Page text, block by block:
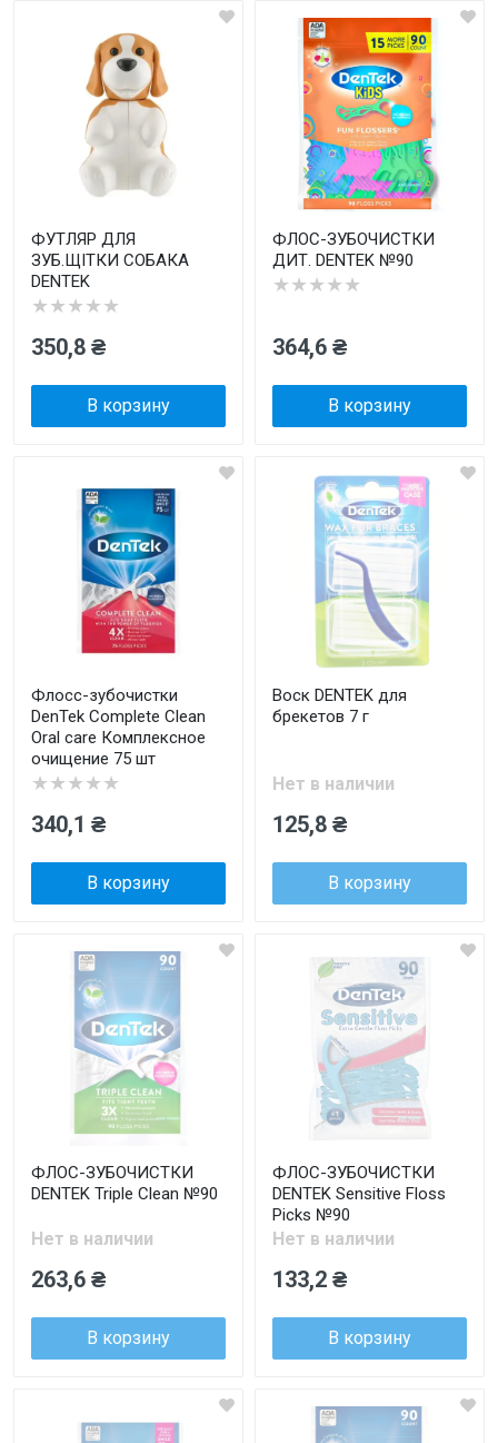
ФУТЛЯР ДЛЯ
ЗУБ.ЩІТКИ СОБАКА
DENTEK
★★★★★
350,8 ₴
В корзину
ФЛОС-ЗУБОЧИСТКИ
ДИТ. DENTEK №90
★★★★★
364,6 ₴
В корзину
Флосс-зубочистки
DenTek Complete Clean
Oral care Комплексное
очищение 75 шт
★★★★★
340,1 ₴
В корзину
Воск DENTEK для
брекетов 7 г
Нет в наличии
125,8 ₴
В корзину
ФЛОС-ЗУБОЧИСТКИ
DENTEK Triple Clean №90
Нет в наличии
263,6 ₴
В корзину
ФЛОС-ЗУБОЧИСТКИ
DENTEK Sensitive Floss
Picks №90
Нет в наличии
133,2 ₴
В корзину